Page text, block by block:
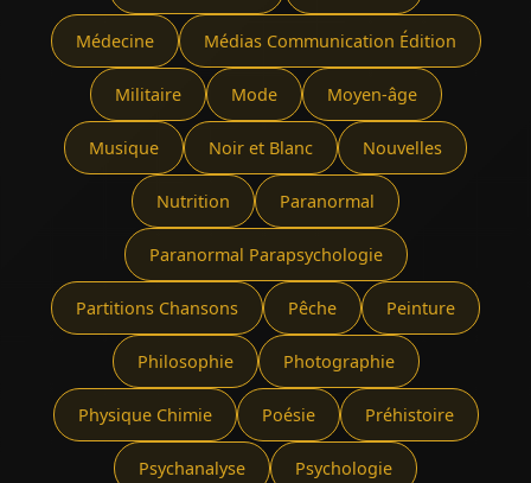
Médecine Médias Communication Édition
Militaire Mode Moyen-âge
Musique Noir et Blanc Nouvelles
Nutrition Paranormal
Paranormal Parapsychologie
Partitions Chansons Pêche Peinture
Philosophie Photographie
Physique Chimie Poésie Préhistoire
Psychanalyse Psychologie